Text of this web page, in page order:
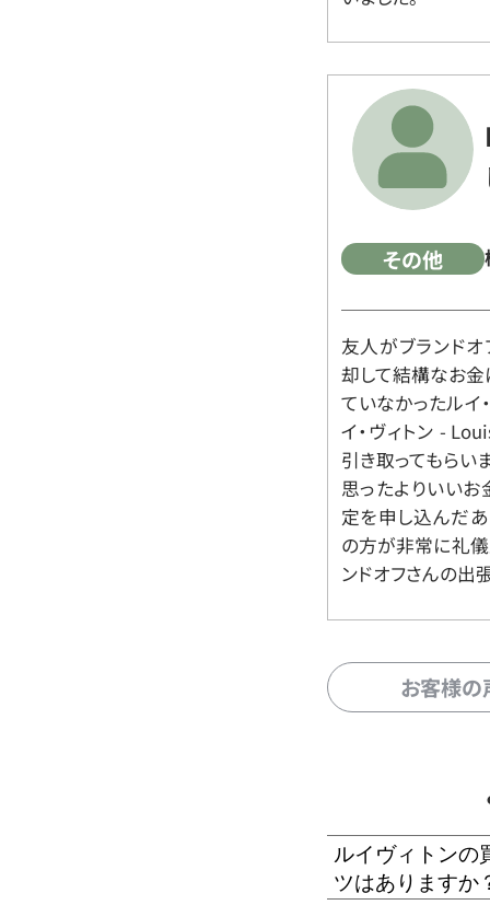
その他
友人がブランド
却して結構なお金
ていなかったルイ
イ・ヴィトン -
引き取ってもらい
思ったよりいいお
定を申し込んだ
の方が非常に礼儀
ンドオフさんの出
お客様
ルイヴィトンの
ツはありますか